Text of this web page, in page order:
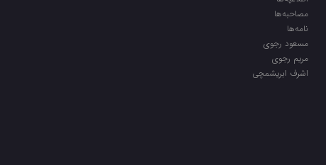
مصاحبه‌ها
نامه‌ها
مسعود رجوی
مریم رجوی
اشرف ابریشمچی